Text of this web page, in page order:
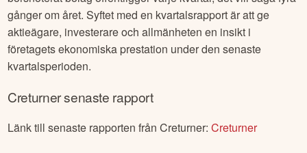
gånger om året. Syftet med en kvartalsrapport är att ge
aktieägare, investerare och allmänheten en insikt i
företagets ekonomiska prestation under den senaste
kvartalsperioden.
Creturnersenaste rapport
Länk till senaste rapporten frånCreturner:Creturner